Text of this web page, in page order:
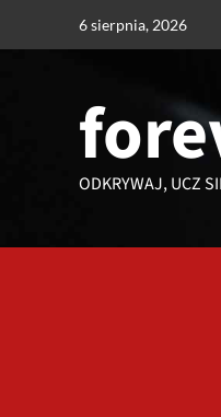
6 sierpnia, 2026
ODKRYWAJ, UCZ